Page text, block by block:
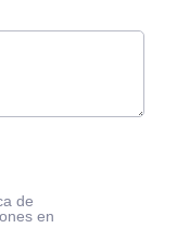
de
en